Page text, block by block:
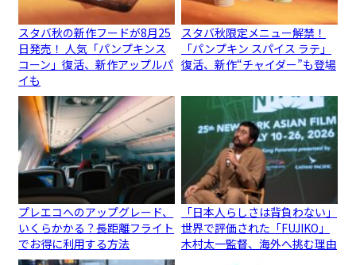
スタバ秋の新作フードが8月25
日発売！ 人気「パンプキンス
コーン」復活、新作アップルパ
イも
スタバ秋限定メニュー解禁！
「パンプキン スパイス ラテ」
復活、新作“チャイダー”も登場
プレエコへのアップグレード、
いくらかかる？長距離フライト
でお得に利用する方法
「日本人らしさは背負わない」
世界で評価された「FUJIKO」
木村太一監督、海外へ挑む理由